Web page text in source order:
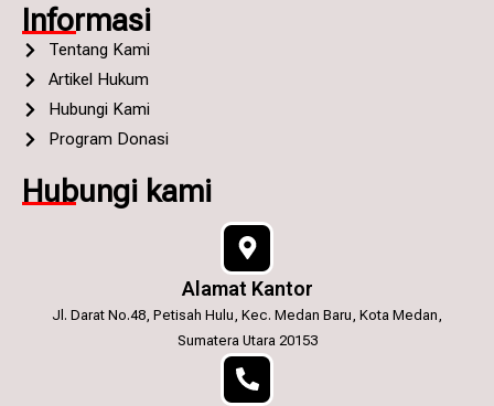
Informasi
Tentang Kami
Artikel Hukum
Hubungi Kami
Program Donasi
Hubungi kami
Alamat Kantor
Jl. Darat No.48, Petisah Hulu, Kec. Medan Baru, Kota Medan,
Sumatera Utara 20153